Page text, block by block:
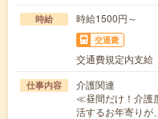
時給 時給1500円～
交通費
交通費規定内支給
仕事内容
介護関連
≪昼間だけ！介護
活するお年寄り